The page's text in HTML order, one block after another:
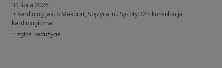
31 lipca 2026
• Kardiolog Jakub Makurat, Stężyca, ul. Sychty 32 • konsultacja
kardiologiczna
• w opinii użytkownika Mateusz
zgłoś nadużycie